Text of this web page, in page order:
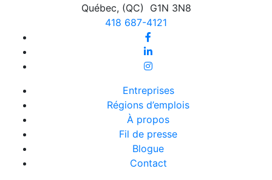
Québec, (QC)
G1N 3N8
418 687-4121
Entreprises
Régions d’emplois
À propos
Fil de presse
Blogue
Contact